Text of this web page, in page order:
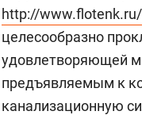
http://www.flotenk.ru/
целесообразно
удовлетворяющей
предъявляемым к
канализационную